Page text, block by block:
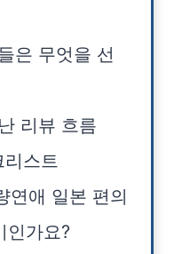
은 무엇을 선
리뷰 흐름
스트
연애 일본 편의
인가요?